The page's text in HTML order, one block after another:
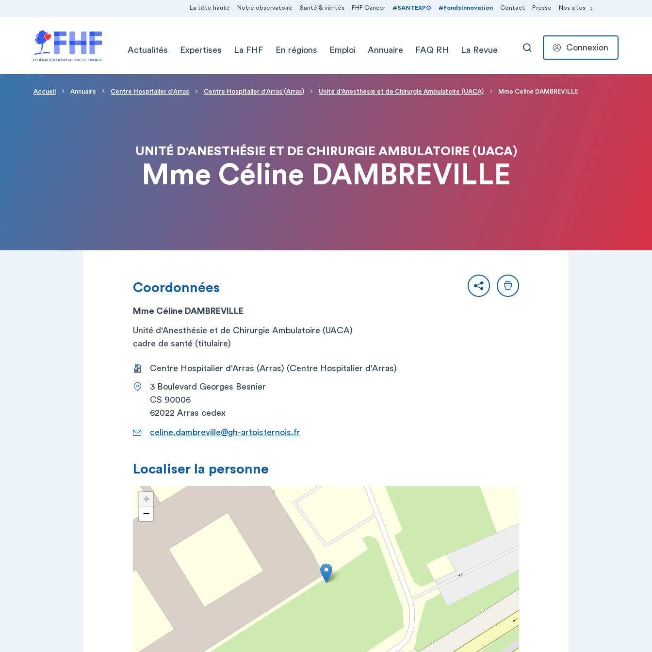
La tête haute Notre observatoire Santé & vérités FHF Cancer #SANTEXPO #FondsInnovation Contact Presse Nos sites
Actualités
Expertises La FHF En régions Emploi Annuaire FAQ RH La Revue RECHERCHER
Connexion
Fil d'Ariane
Accueil Annuaire Centre Hospitalier d'Arras Centre Hospitalier d'Arras (Arras) Unité d'Anesthésie et de Chirurgie Ambulatoire (UACA) Mme Céline DAMBREVILLE
UNITÉ D'ANESTHÉSIE ET DE CHIRURGIE AMBULATOIRE (UACA)
Mme Céline DAMBREVILLE
PartagerImprimer
Coordonnées
Mme Céline DAMBREVILLE
Unité d'Anesthésie et de Chirurgie Ambulatoire (UACA)
cadre de santé (titulaire)
Centre Hospitalier d'Arras (Arras) (Centre Hospitalier d'Arras)
3 Boulevard Georges Besnier
CS 90006
62022 Arras cedex
celine.dambreville@gh-artoisternois.fr
Localiser la personne
+
−